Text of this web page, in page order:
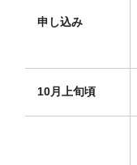
申し込み
10月上旬頃